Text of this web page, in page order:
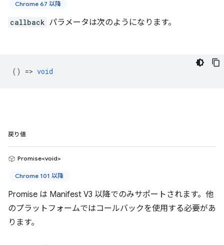
Chrome 67 以降
callback パラメータは次のようになります。
() => void
戻り値
Promise<void>
Chrome 101 以降
Promise は Manifest V3 以降でのみサポートされます。他
のプラットフォームではコールバックを使用する必要があ
ります。